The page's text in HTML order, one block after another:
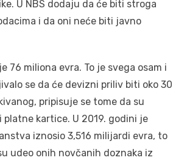
U NBS dodaju da će biti stroga
i da oni neće biti javno
76 miliona evra. To je svega osam i
se da će devizni priliv biti oko 30
pripisuje se tome da su
kartice. U 2019. godini je
iznosio 3,516 milijardi evra, to
udeo onih novčanih doznaka iz